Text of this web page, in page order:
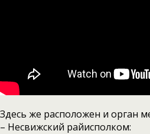
Здесь же расположен и орган
– Несвижский райисполком: